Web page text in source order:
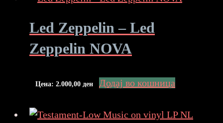
Led Zeppelin – Led
Zeppelin NOVA
Цена: 2.000,00 ден Додај во кошница